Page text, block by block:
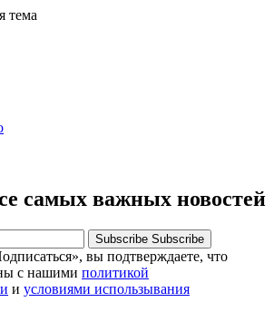
тема
самых важных новостей
Subscribe Subscribe
вы подтверждаете, что
с нашими политикой
и условиями использывания